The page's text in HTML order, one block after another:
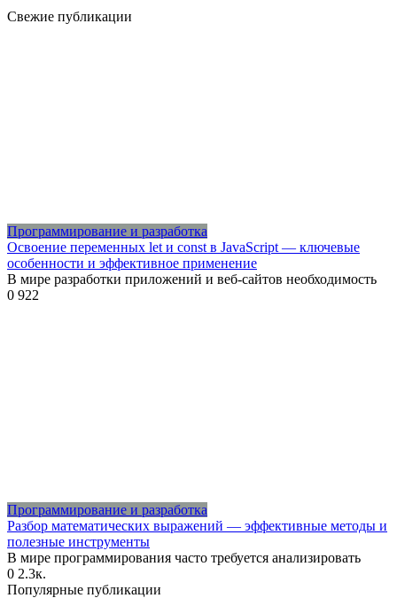
Свежие публикации
Программирование и разработка
Освоение переменных let и const в JavaScript — ключевые
особенности и эффективное применение
В мире разработки приложений и веб-сайтов необходимость
0 922
Программирование и разработка
Разбор математических выражений — эффективные методы и
полезные инструменты
В мире программирования часто требуется анализировать
0 2.3к.
Популярные публикации